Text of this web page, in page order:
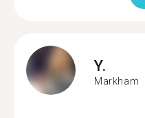
Y.
Markham